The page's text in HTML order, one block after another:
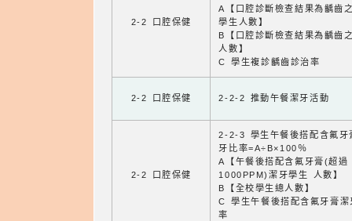
2-2 口腔保健
A【口腔診斷檢查結果為齲齒
學生人數】
B【口腔診斷檢查結果為齲齒
人數】
C 學生複診齲齒診治率
2-2 口腔保健 2-2-2 推動午餐潔牙活動
2-2 口腔保健
2-2-3 學生午餐後搭配含氟牙
牙比率=A÷B×100％
A【午餐後搭配含氟牙膏(超過
1000PPM)潔牙學生 人數】
B【全校學生總人數】
C 學生午餐後搭配含氟牙膏潔
率